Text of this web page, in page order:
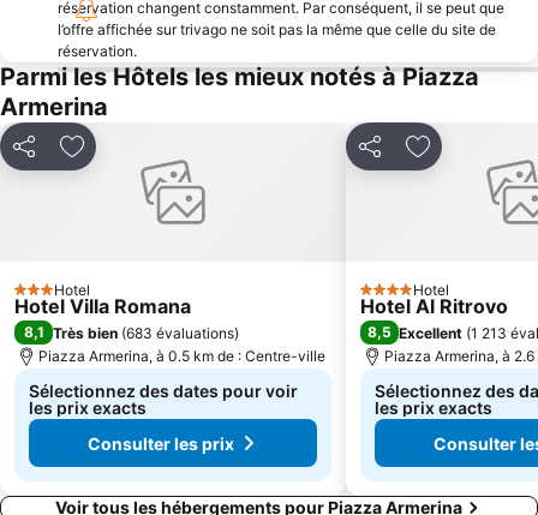
réservation changent constamment. Par conséquent, il se peut que
l’offre affichée sur trivago ne soit pas la même que celle du site de
réservation.
Parmi les Hôtels les mieux notés à Piazza
Armerina
PartagerAjouter à mes favoris
3 Étoiles
Hotel
Hotel Villa Romana
8,1 Très bien (683 évaluations)
Piazza Armerina, à 0.5 km de : Centre-ville
Sélectionnez des dates pour voir
les prix exacts
Consulter les prix
PartagerAjouter à
4 ÉtoilesHotel
Hotel Al Ritrovo
8,5 Excellent (1 213
Piazza Armerina, à
Sélectionnez des
les prix exacts
Consulter
Voir tous les hébergements pour Piazza Armerina